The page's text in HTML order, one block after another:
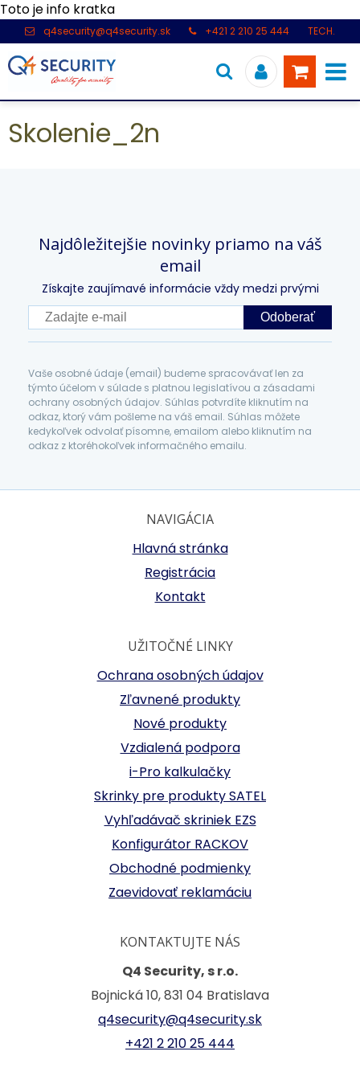
Toto je info kratka
q4security@q4security.sk +421 2 210 25 444
TECH.
Skolenie_2n
Najdôležitejšie novinky priamo na váš
email
Získajte zaujímavé informácie vždy medzi prvými
Odoberať
Vaše osobné údaje (email) budeme spracovávať len za
týmto účelom v súlade s platnou legislatívou a zásadami
ochrany osobných údajov. Súhlas potvrdíte kliknutím na
odkaz, ktorý vám pošleme na váš email. Súhlas môžete
kedykoľvek odvolať písomne, emailom alebo kliknutím na
odkaz z ktoréhokoľvek informačného emailu.
NAVIGÁCIA
Hlavná stránka
Registrácia
Kontakt
UŽITOČNÉ LINKY
Ochrana osobných údajov
Zľavnené produkty
Nové produkty
Vzdialená podpora
i-Pro kalkulačky
Skrinky pre produkty SATEL
Vyhľadávač skriniek EZS
Konfigurátor RACKOV
Obchodné podmienky
Zaevidovať reklamáciu
KONTAKTUJTE NÁS
Q4 Security, s r.o.
Bojnická 10, 831 04 Bratislava
q4security@q4security.sk
+421 2 210 25 444